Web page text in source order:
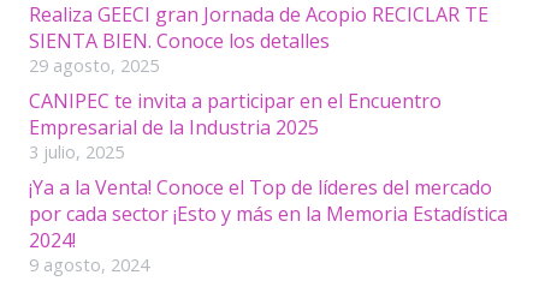
Realiza GEECI gran Jornada de Acopio RECICLAR TE
SIENTA BIEN. Conoce los detalles
29 agosto, 2025
CANIPEC te invita a participar en el Encuentro
Empresarial de la Industria 2025
3 julio, 2025
¡Ya a la Venta! Conoce el Top de líderes del mercado
por cada sector ¡Esto y más en la Memoria Estadística
2024!
9 agosto, 2024